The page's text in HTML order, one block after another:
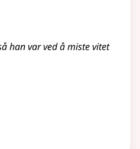
han var ved å miste vitet